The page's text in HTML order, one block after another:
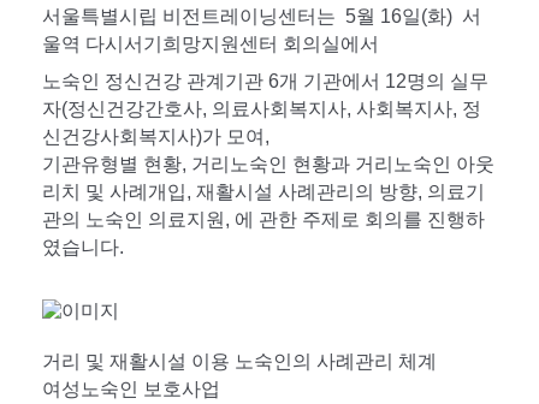
서울특별시립 비전트레이닝센터는 5월 16일(화) 서
울역 다시서기희망지원센터 회의실에서
노숙인 정신건강 관계기관 6개 기관에서 12명의 실무
자(정신건강간호사, 의료사회복지사, 사회복지사, 정
신건강사회복지사)가 모여,
기관유형별 현황, 거리노숙인 현황과 거리노숙인 아웃
리치 및 사례개입, 재활시설 사례관리의 방향, 의료기
관의 노숙인 의료지원, 에 관한 주제로 회의를 진행하
였습니다.
거리 및 재활시설 이용 노숙인의 사례관리 체계
여성노숙인 보호사업